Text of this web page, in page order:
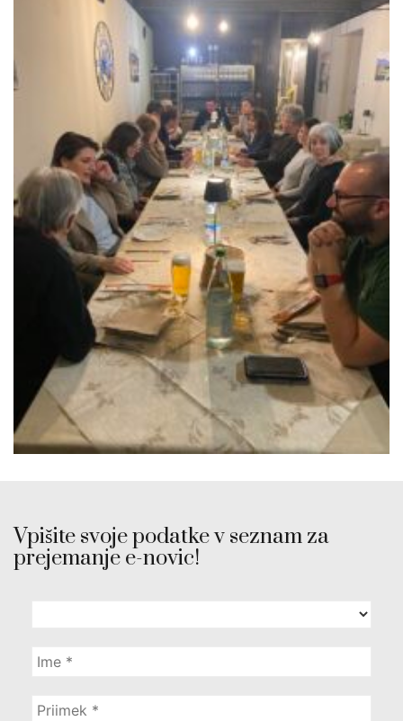
Vpišite svoje podatke v seznam za
prejemanje e-novic!